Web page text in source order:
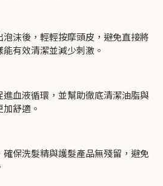
沫後，輕輕按摩頭皮，避免直接將
有效清潔並減少刺激。
血液循環，並幫助徹底清潔油脂與
舒適。
保洗髮精與護髮產品無殘留，避免